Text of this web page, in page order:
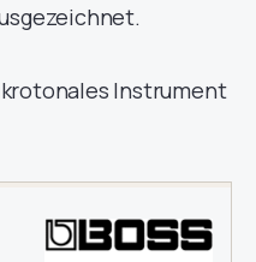
Instrument